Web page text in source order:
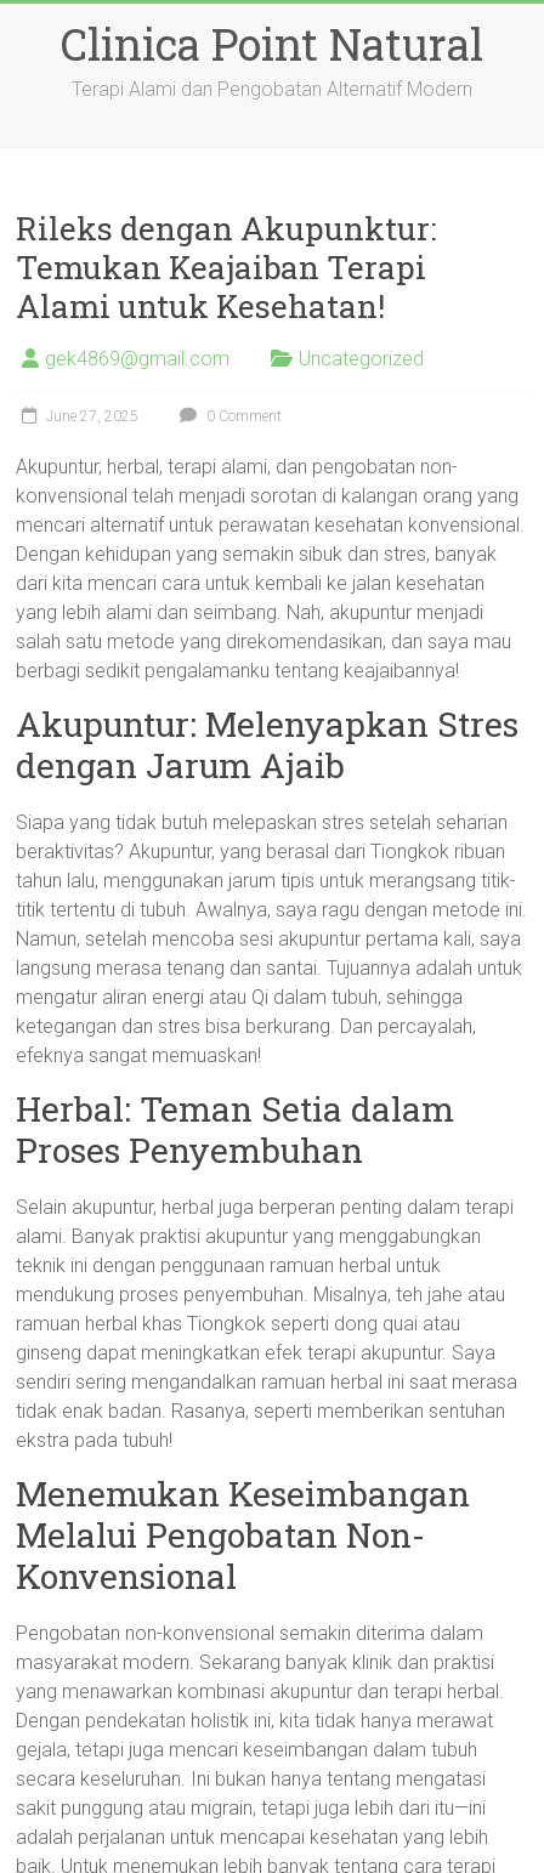
contentClinica Point Natural
Terapi Alami dan Pengobatan Alternatif Modern
Rileks dengan Akupunktur:
Temukan Keajaiban Terapi
Alami untuk Kesehatan!
gek4869@gmail.com Uncategorized
June 27, 2025 0 Comment
Akupuntur, herbal, terapi alami, dan pengobatan non-
konvensional telah menjadi sorotan di kalangan orang yang
mencari alternatif untuk perawatan kesehatan konvensional.
Dengan kehidupan yang semakin sibuk dan stres, banyak
dari kita mencari cara untuk kembali ke jalan kesehatan
yang lebih alami dan seimbang. Nah, akupuntur menjadi
salah satu metode yang direkomendasikan, dan saya mau
berbagi sedikit pengalamanku tentang keajaibannya!
Akupuntur: Melenyapkan Stres
dengan Jarum Ajaib
Siapa yang tidak butuh melepaskan stres setelah seharian
beraktivitas? Akupuntur, yang berasal dari Tiongkok ribuan
tahun lalu, menggunakan jarum tipis untuk merangsang titik-
titik tertentu di tubuh. Awalnya, saya ragu dengan metode ini.
Namun, setelah mencoba sesi akupuntur pertama kali, saya
langsung merasa tenang dan santai. Tujuannya adalah untuk
mengatur aliran energi atau Qi dalam tubuh, sehingga
ketegangan dan stres bisa berkurang. Dan percayalah,
efeknya sangat memuaskan!
Herbal: Teman Setia dalam
Proses Penyembuhan
Selain akupuntur, herbal juga berperan penting dalam terapi
alami. Banyak praktisi akupuntur yang menggabungkan
teknik ini dengan penggunaan ramuan herbal untuk
mendukung proses penyembuhan. Misalnya, teh jahe atau
ramuan herbal khas Tiongkok seperti dong quai atau
ginseng dapat meningkatkan efek terapi akupuntur. Saya
sendiri sering mengandalkan ramuan herbal ini saat merasa
tidak enak badan. Rasanya, seperti memberikan sentuhan
ekstra pada tubuh!
Menemukan Keseimbangan
Melalui Pengobatan Non-
Konvensional
Pengobatan non-konvensional semakin diterima dalam
masyarakat modern. Sekarang banyak klinik dan praktisi
yang menawarkan kombinasi akupuntur dan terapi herbal.
Dengan pendekatan holistik ini, kita tidak hanya merawat
gejala, tetapi juga mencari keseimbangan dalam tubuh
secara keseluruhan. Ini bukan hanya tentang mengatasi
sakit punggung atau migrain, tetapi juga lebih dari itu—ini
adalah perjalanan untuk mencapai kesehatan yang lebih
baik. Untuk menemukan lebih banyak tentang cara terapi